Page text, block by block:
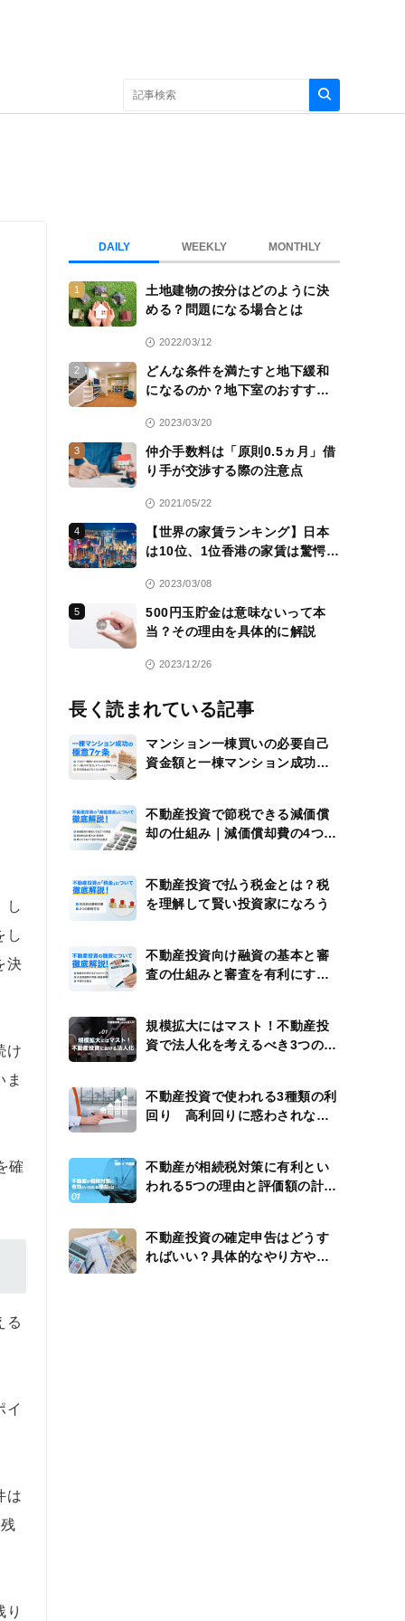
し
し
決
け
ま
確
る
イ
は
り
DAILY WEEKLY MONTHLY
1
土地建物の按分はどのように決
める？問題になる場合とは
2022/03/12
2
どんな条件を満たすと地下緩和
になるのか？地下室のおすすめ
2023/03/20
3
仲介手数料は「原則0.5ヵ月」借
り手が交渉する際の注意点
2021/05/22
4
【世界の家賃ランキング】日本
は10位、1位香港の家賃は驚愕
2023/03/08
5
500円玉貯金は意味ないって本
当？その理由を具体的に解説
2023/12/26
長く読まれている記事
マンション一棟買いの必要自己
資金額と一棟マンション成功の
不動産投資で節税できる減価償
却の仕組み｜減価償却費の4つの
不動産投資で払う税金とは？税
を理解して賢い投資家になろう
不動産投資向け融資の基本と審
査の仕組みと審査を有利にする
規模拡大にはマスト！不動産投
資で法人化を考えるべき3つのタ
不動産投資で使われる3種類の利
回り 高利回りに惑わされない
不動産が相続税対策に有利とい
われる5つの理由と評価額の計算
不動産投資の確定申告はどうす
ればいい？具体的なやり方や還